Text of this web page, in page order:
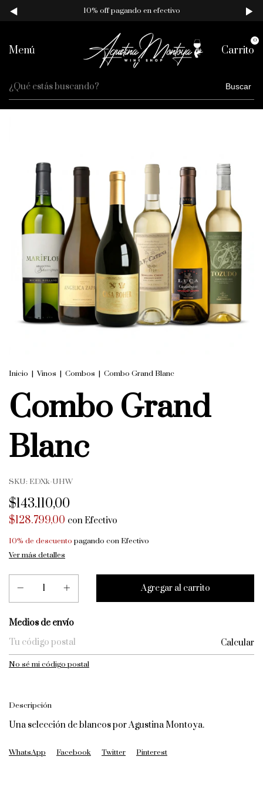
10% off pagando en efectivo
Menú Carrito
0
Buscar
Inicio | Vinos | Combos | Combo Grand Blanc
Combo Grand
Blanc
SKU: EDXk-UHW
$143.110,00
$128.799,00 conEfectivo
10% de descuento pagando con Efectivo
Ver más detalles
Entregas para el CP:
Medios de envío
Calcular
No sé mi código postal
Descripción
Una selección de blancos por Agustina Montoya.
WhatsApp Facebook Twitter Pinterest